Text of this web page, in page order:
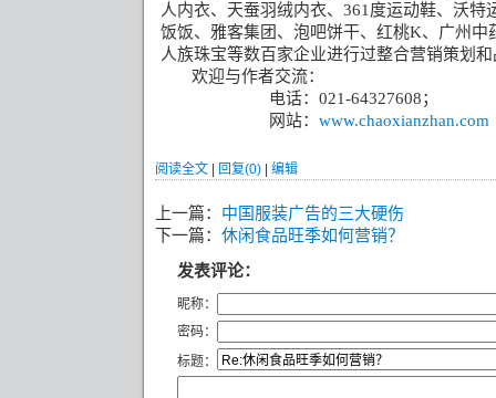
人内衣、天蚕羽绒内衣、 361 度运动鞋、沃特
饭饭、雅客集团、泡吧饼干、红桃K、广州中
人族珠宝等数百家企业进行过整合营销策划
欢迎与作者交流：
电话： 021-64327608；
网站： www.chaoxianzhan.com
阅读全文 回复(0) 编辑
上一篇： 中国服装广告的三大硬伤
下一篇： 休闲食品旺季如何营销？
发表评论：
昵称：
密码：
标题：